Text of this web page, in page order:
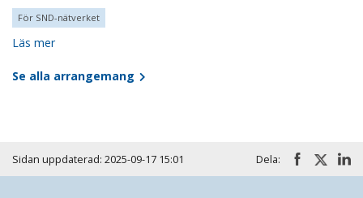
För SND-nätverket
Läs mer
Se alla arrangemang
Sidan uppdaterad: 2025-09-17 15:01 Dela: